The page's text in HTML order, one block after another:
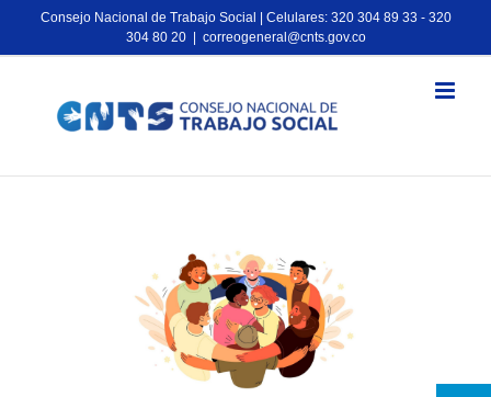
Consejo Nacional de Trabajo Social | Celulares: 320 304 89 33 - 320
304 80 20
correogeneral@cnts.gov.co